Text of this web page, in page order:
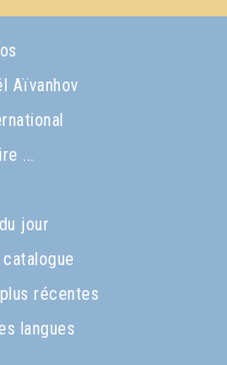
Aïvanhov
...
jour
récentes
langues